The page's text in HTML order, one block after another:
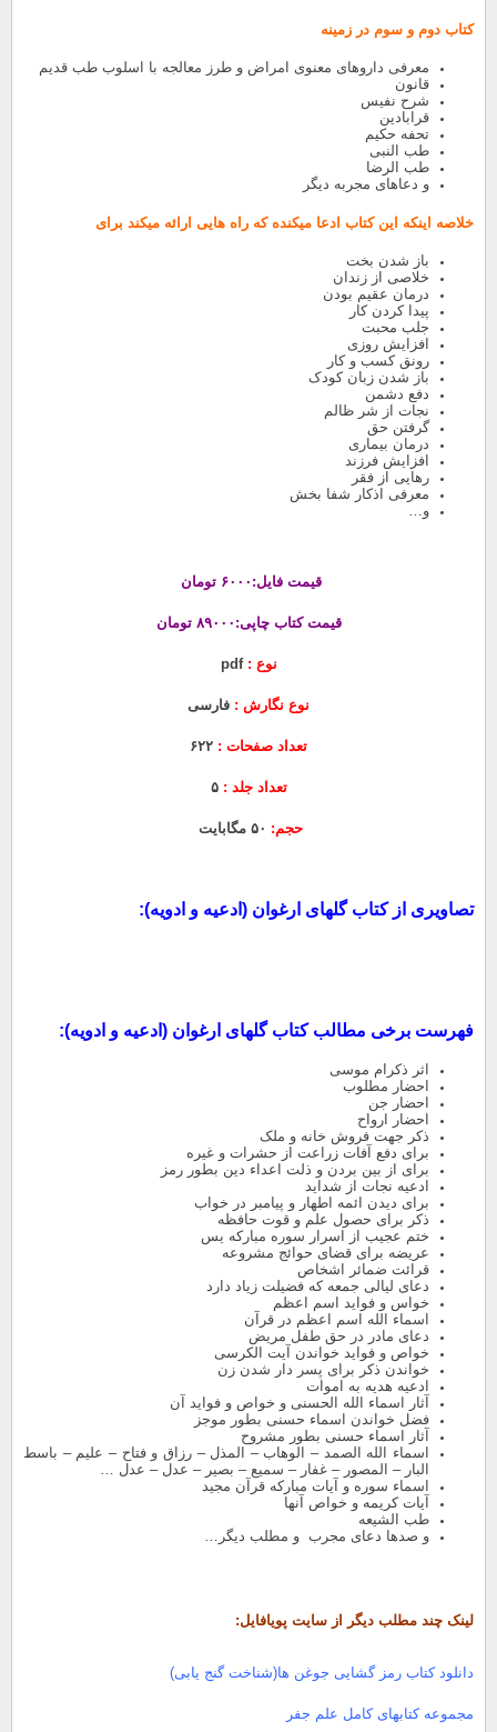
کتاب دوم و سوم در زمینه
معرفی داروهای معنوی امراض و طرز معالجه با اسلوب طب قدیم
قانون
شرح نفیس
قرابادین
تحفه حکیم
طب النبی
طب الرضا
و دعاهای مجربه دیگر
خلاصه اینکه این کتاب ادعا میکنده که راه هایی ارائه میکند برای
باز شدن بخت
خلاصی از زندان
درمان عقیم بودن
پیدا کردن کار
جلب محبت
افزایش روزی
رونق کسب و کار
باز شدن زبان کودک
دفع دشمن
نجات از شر ظالم
گرفتن حق
درمان بیماری
افزایش فرزند
رهایی از فقر
معرفی اذکار شفا بخش
و…
قیمت فایل:۶۰۰۰ تومان
قیمت کتاب چاپی:۸۹۰۰۰ تومان
نوع : pdf
نوع نگارش : فارسی
تعداد صفحات :
تعداد جلد : ۵
حجم:
تصاویری از کتاب گلهای ارغوان (ادعیه و ادویه):
فهرست برخی مطالب کتاب گلهای ارغوان (ادعیه و ادویه):
اثر ذکرام موسی
احضار مطلوب
احضار جن
احضار ارواح
ذکر جهت فروش خانه و ملک
برای دفع آفات زراعت از حشرات و غیره
برای از بین بردن و ذلت اعداء دین بطور رمز
ادعیه نجات از شداید
برای دیدن ائمه اطهار و پیامبر در خواب
ذکر برای حصول علم و قوت حافظه
ختم عجیب از اسرار سوره مبارکه یس
عریضه برای قضای حوائج مشروعه
قرائت ضمائر اشخاص
دعای لیالی جمعه که فضیلت زیاد دارد
خواس و فواید اسم اعظم
اسماء الله اسم اعظم در قرآن
دعای مادر در حق طفل مریض
خواص و فواید خواندن آیت الکرسی
خواندن ذکر برای پسر دار شدن زن
ادعیه هدیه به اموات
آثار اسماء الله الحسنی و خواص و فواید آن
فضل خواندن اسماء حسنی بطور موجز
آثار اسماء حسنی بطور مشروح
اسماء الله الصمد – الوهاب – المذل – رزاق و فتاح – علیم – باسط
البار – المصور – غفار – سمیع – بصیر – عدل – عدل …
اسماء سوره و آیات مبارکه قرآن مجید
آیات کریمه و خواص آنها
طب الشیعه
و صدها دعای مجرب و مطلب دیگر…
لینک چند مطلب دیگر از سایت پویافایل:
دانلود کتاب رمز گشایی جوغن ها(شناخت گنج یابی)
مجموعه کتابهای کامل علم جفر